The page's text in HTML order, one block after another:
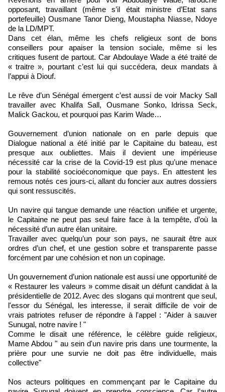
opposant, travaillant (même s’il était ministre d’Etat sans
portefeuille) Ousmane Tanor Dieng, Moustapha Niasse, Ndoye
de la LD/MPT.
Dans cet élan, même les chefs religieux sont de bons
conseillers pour apaiser la tension sociale, même si les
critiques fusent de partout. Car Abdoulaye Wade a été traité de
« traitre », pourtant c’est lui qui succédera, deux mandats à
l’appui à Diouf.
Le rêve d’un Sénégal émergent c’est aussi de voir Macky Sall
travailler avec Khalifa Sall, Ousmane Sonko, Idrissa Seck,
Malick Gackou, et pourquoi pas Karim Wade…
Gouvernement d’union nationale on en parle depuis que
Dialogue national a été initié par le Capitaine du bateau, est
presque aux oubliettes. Mais il devient une impérieuse
nécessité car la crise de la Covid-19 est plus qu’une menace
pour la stabilité socioéconomique que pays. En attestent les
remous notés ces jours-ci, allant du foncier aux autres dossiers
qui sont ressuscités.
Un navire qui tangue demande une réaction unifiée et urgente,
le Capitaine ne peut pas seul faire face à la tempête, d’où la
nécessité d’un autre élan unitaire.
Travailler avec quelqu’un pour son pays, ne saurait être aux
ordres d’un chef, et une gestion sobre et transparente passe
forcément par une cohésion et non un copinage.
Un gouvernement d’union nationale est aussi une opportunité de
« Restaurer les valeurs » comme disait un défunt candidat à la
présidentielle de 2012. Avec des slogans qui montrent que seul,
l'essor du Sénégal, les interesse, il serait difficile de voir de
vrais patriotes refuser de répondre à l'appel : "Aider à sauver
Sunugal, notre navire ! "
Comme le disait une référence, le célèbre guide religieux,
Mame Abdou " au sein d'un navire pris dans une tourmente, la
prière pour une survie ne doit pas être individuelle, mais
collective"
Nos acteurs politiques en commençant par le Capitaine du